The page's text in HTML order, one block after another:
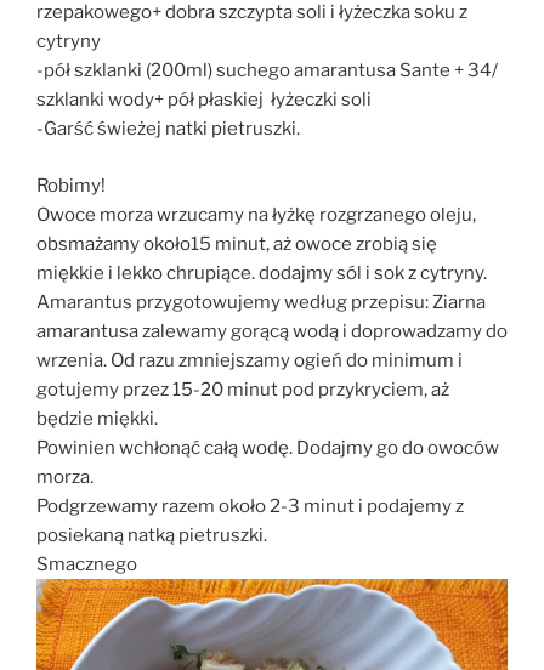
rzepakowego+ dobra szczypta soli i łyżeczka soku z
cytryny
-pół szklanki (200ml) suchego amarantusa Sante + 34/
szklanki wody+ pół płaskiej łyżeczki soli
-Garść świeżej natki pietruszki.
Robimy!
Owoce morza wrzucamy na łyżkę rozgrzanego oleju,
obsmażamy około15 minut, aż owoce zrobią się
miękkie i lekko chrupiące. dodajmy sól i sok z cytryny.
Amarantus przygotowujemy według przepisu: Ziarna
amarantusa zalewamy gorącą wodą i doprowadzamy do
wrzenia. Od razu zmniejszamy ogień do minimum i
gotujemy przez 15-20 minut pod przykryciem, aż
będzie miękki.
Powinien wchłonąć całą wodę. Dodajmy go do owoców
morza.
Podgrzewamy razem około 2-3 minut i podajemy z
posiekaną natką pietruszki.
Smacznego